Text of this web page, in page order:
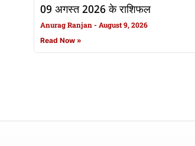
09 अगस्त 2026 के राशिफल
Anurag Ranjan August 9, 2026
Read Now »